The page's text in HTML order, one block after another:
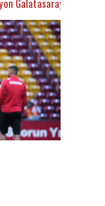
Galatasaray’ı